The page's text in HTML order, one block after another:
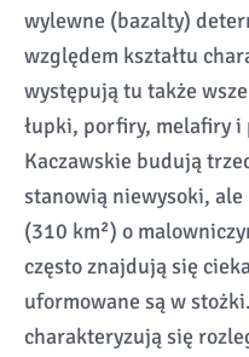
wylewne (bazalty)
względem kształtu
występują tu także
łupki, porfiry, melafiry i
Kaczawskie budują
stanowią niewysoki,
(310 km²) o
często znajdują się
uformowane są w
charakteryzują się